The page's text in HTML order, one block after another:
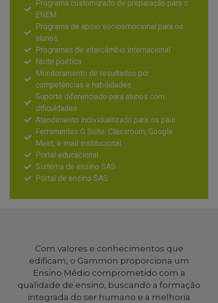
Programa customizado de preparação para o
ENEM
Programa de apoio socioemocional para os
alunos
Programas de intercâmbio internacional
Noite poética
Monitoramento de resultados por
competências e habilidades
Suporte diferenciado para alunos com
dificuldades
Atendimento individualizado para os pais
Ferramentas G Suite: Classroom, Google
Meet, e-mail institucional
Portal educacional
Sistema de ensino SAS
Portal de ensino SAS
Com valores e conhecimentos que
edificam, o Gammon proporciona um
Ensino Médio comprometido com a
qualidade de ensino, buscando a formação
integrada do ser humano e a melhoria